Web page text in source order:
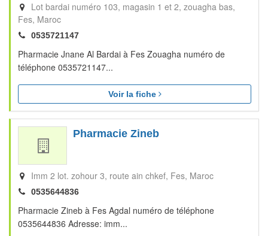
Lot bardai numéro 103, magasin 1 et 2, zouagha bas
Fes Maroc
0535721147
Pharmacie Jnane Al Bardai à Fes Zouagha numéro de
téléphone 0535721147...
Voir la fiche
Pharmacie Zineb
Imm 2 lot. zohour 3, route ain chkef Fes Maroc
0535644836
Pharmacie Zineb à Fes Agdal numéro de téléphone
0535644836 Adresse: imm...